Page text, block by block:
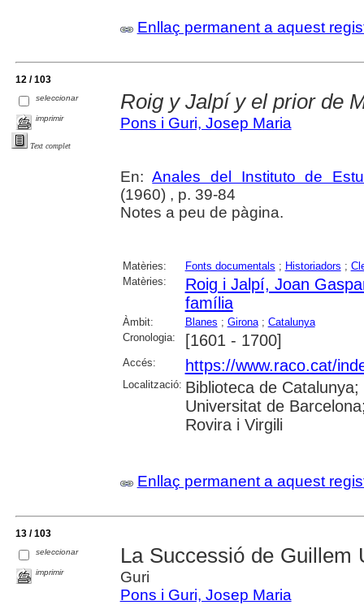
Enllaç permanent a aquest
12 / 103
seleccionar
imprimir
Text complet
Roig y Jalpí y el prior de
Pons i Guri, Josep Maria
En:Anales del Instituto de
(1960) , p. 39-84
Notes a peu de pàgina.
Matèries: Fonts documentals ; Historiadors ;
Matèries:
Roig i Jalpí, Joan
família
Àmbit: Blanes ; Girona; Catalunya
Cronologia:
[1601 - 1700]
Accés: https://www.raco.cat/
Localització: Biblioteca de
Universitat de
Rovira i Virgili
Enllaç permanent a aquest
13 / 103
seleccionar
imprimir
La Successió de Guillem
Guri
Pons i Guri, Josep Maria